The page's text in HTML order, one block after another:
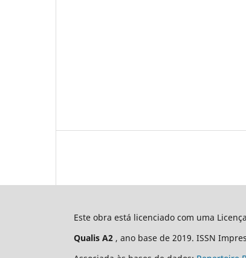
Este obra está licenciado com uma Licença
Qualis A2 , ano base de 2019. ISSN